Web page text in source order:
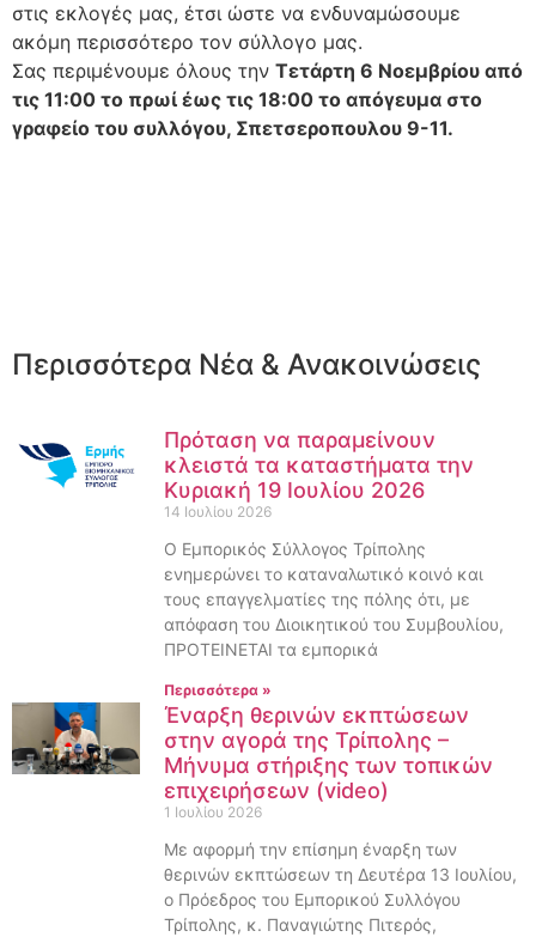
στις εκλογές μας, έτσι ώστε να ενδυναμώσουμε
ακόμη περισσότερο τον σύλλογο μας.
Σας περιμένουμε όλους την Τετάρτη 6 Νοεμβρίου από
τις 11:00 το πρωί έως τις 18:00 το απόγευμα στο
γραφείο του συλλόγου, Σπετσεροπουλου 9-11.
Περισσότερα Νέα & Ανακοινώσεις
Πρόταση να παραμείνουν
κλειστά τα καταστήματα την
Κυριακή 19 Ιουλίου 2026
14 Ιουλίου 2026
Ο Εμπορικός Σύλλογος Τρίπολης
ενημερώνει το καταναλωτικό κοινό και
τους επαγγελματίες της πόλης ότι, με
απόφαση του Διοικητικού του Συμβουλίου,
ΠΡΟΤΕΙΝΕΤΑΙ τα εμπορικά
Περισσότερα »
Έναρξη θερινών εκπτώσεων
στην αγορά της Τρίπολης –
Μήνυμα στήριξης των τοπικών
επιχειρήσεων (video)
1 Ιουλίου 2026
Με αφορμή την επίσημη έναρξη των
θερινών εκπτώσεων τη Δευτέρα 13 Ιουλίου,
ο Πρόεδρος του Εμπορικού Συλλόγου
Τρίπολης, κ. Παναγιώτης Πιτερός,